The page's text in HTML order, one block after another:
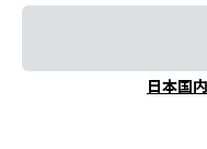
日本国